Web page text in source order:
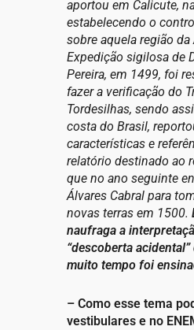
aportou em Calicute,
estabelecendo o
sobre aquela região da
Expedição sigilosa de
Pereira, em 1499, foi
fazer a verificação do
Tordesilhas, sendo
costa do Brasil,
características e
relatório destinado ao
que no ano seguinte
Álvares Cabral para
novas terras em 1500.
naufraga a
“descoberta
muito tempo foi
– Como esse tema
vestibulares e no